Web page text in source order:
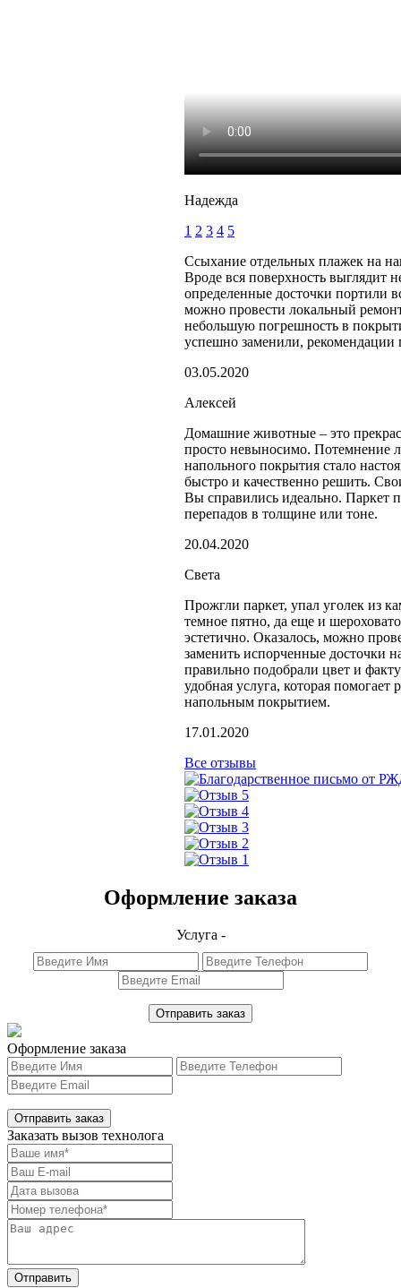
Надежда
1 2 3 4 5
Ссыхание отдельных плажек на
Вроде вся поверхность выглядит
определенные досточки портили
можно провести локальный
небольшую погрешность в
успешно заменили,
03.05.2020
Алексей
Домашние животные – это
просто невыносимо. Потемнение
напольного покрытия стало
быстро и качественно решить.
Вы справились идеально. Паркет
перепадов в толщине или тоне.
20.04.2020
Света
Прожгли паркет, упал уголек из
темное пятно, да еще и
эстетично. Оказалось, можно
заменить испорченные досточки
правильно подобрали цвет и
удобная услуга, которая
напольным покрытием.
17.01.2020
Все отзывы
Оформление заказа
Услуга -
Отправить заказ
Оформление заказа
Отправить заказ
Заказать вызов технолога
Отправить